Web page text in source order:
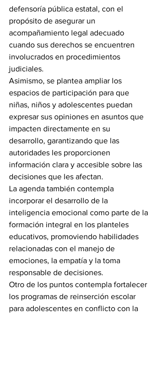
defensoría pública estatal, con el
propósito de asegurar un
acompañamiento legal adecuado
cuando sus derechos se encuentren
involucrados en procedimientos
judiciales.
Asimismo, se plantea ampliar los
espacios de participación para que
niñas, niños y adolescentes puedan
expresar sus opiniones en asuntos que
impacten directamente en su
desarrollo, garantizando que las
autoridades les proporcionen
información clara y accesible sobre las
decisiones que les afectan.
La agenda también contempla
incorporar el desarrollo de la
inteligencia emocional como parte de la
formación integral en los planteles
educativos, promoviendo habilidades
relacionadas con el manejo de
emociones, la empatía y la toma
responsable de decisiones.
Otro de los puntos contempla fortalecer
los programas de reinserción escolar
para adolescentes en conflicto con la